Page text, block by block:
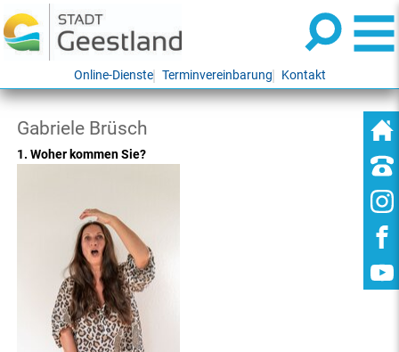
Online-Dienste Terminvereinbarung Kontakt
Gabriele Brüsch
1. Woher kommen Sie?